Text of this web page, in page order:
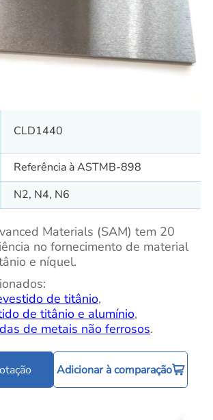
CLD1440
Referência à ASTMB-898
N2, N4, N6
Materials (SAM) tem 20
no fornecimento de material
e níquel.
de titânio,
de titânio e alumínio,
de metais não ferrosos.
Adicionar à comparação